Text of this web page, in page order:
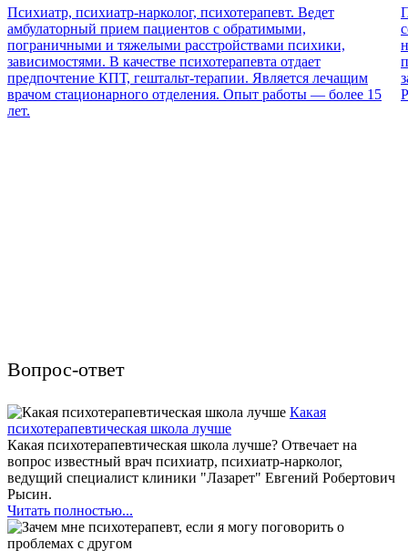
Психиатр, психиатр-нарколог, психотерапевт. Ведет
амбулаторный прием пациентов с обратимыми,
пограничными и тяжелыми расстройствами психики,
зависимостями. В качестве психотерапевта отдает
предпочтение КПТ, гештальт-терапии. Является лечащим
врачом стационарного отделения. Опыт работы — более 15
лет.
Вопрос-ответ
Какая
психотерапевтическая школа лучше
Какая психотерапевтическая школа лучше? Отвечает на
вопрос известный врач психиатр, психиатр-нарколог,
ведущий специалист клиники "Лазарет" Евгений Робертович
Рысин.
Читать полностью...